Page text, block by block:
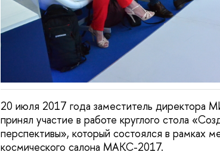
20 июля 2017 года заместитель
принял участие в работе круглого стола
перспективы», который состоялся в рамках
космического салона МАКС-2017.